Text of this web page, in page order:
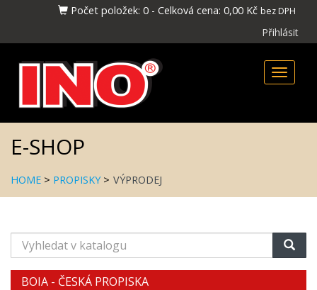
Počet položek: 0 - Celková cena: 0,00 Kč bez DPH
Přihlásit
Toggle
E-SHOP
HOME > PROPISKY> VÝPRODEJ
Vyhledat
v
katalogu
BOIA - ČESKÁ PROPISKA